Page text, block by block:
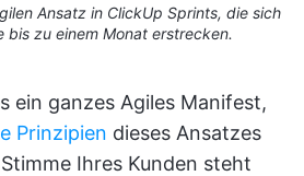
Ansatz in ClickUp Sprints, die sich
bis zu einem Monat erstrecken.
ein ganzes Agiles Manifest,
Prinzipien dieses Ansatzes
Ihres Kunden steht